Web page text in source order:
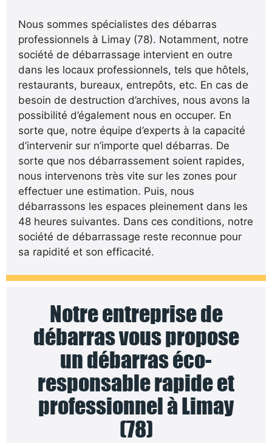
Nous sommes spécialistes des débarras
professionnels à Limay (78). Notamment, notre
société de débarrassage intervient en outre
dans les locaux professionnels, tels que hôtels,
restaurants, bureaux, entrepôts, etc. En cas de
besoin de destruction d’archives, nous avons la
possibilité d’également nous en occuper. En
sorte que, notre équipe d’experts à la capacité
d’intervenir sur n’importe quel débarras. De
sorte que nos débarrassement soient rapides,
nous intervenons très vite sur les zones pour
effectuer une estimation. Puis, nous
débarrassons les espaces pleinement dans les
48 heures suivantes. Dans ces conditions, notre
société de débarrassage reste reconnue pour
sa rapidité et son efficacité.
Notre entreprise de
débarras vous propose
un débarras éco-
responsable rapide et
professionnel à Limay
(78)